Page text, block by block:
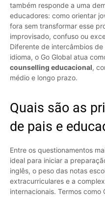
também responde a uma
educadores: como orientar
fora sem transformar esse
improvisado, confuso ou
Diferente de intercâmbios
idioma, o Go Global atua
counselling educacional,
médio e longo prazo.
Quais são as
de pais e
Entre os questionamentos
ideal para iniciar a
inglês, o peso das notas
extracurriculares e a
internacionais. Termos como